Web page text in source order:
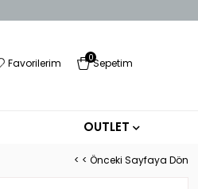
Sepetim
0
Favorilerim
OUTLET
< < Önceki Sayfaya Dön